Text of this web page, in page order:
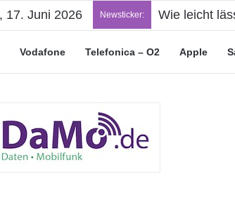
17. Juni 2026 Newsticker: „Junge
Vodafone Telefonica – O2 Apple